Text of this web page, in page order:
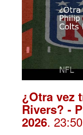
¿Otra vez
Rivers? -
2026. 23:50